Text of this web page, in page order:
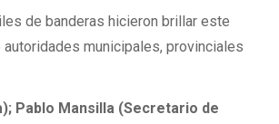
de banderas hicieron brillar este
municipales, provinciales
Pablo Mansilla (Secretario de